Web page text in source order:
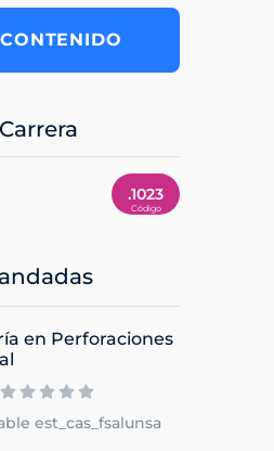
.1023
en Perforaciones
est_cas_fsalunsa